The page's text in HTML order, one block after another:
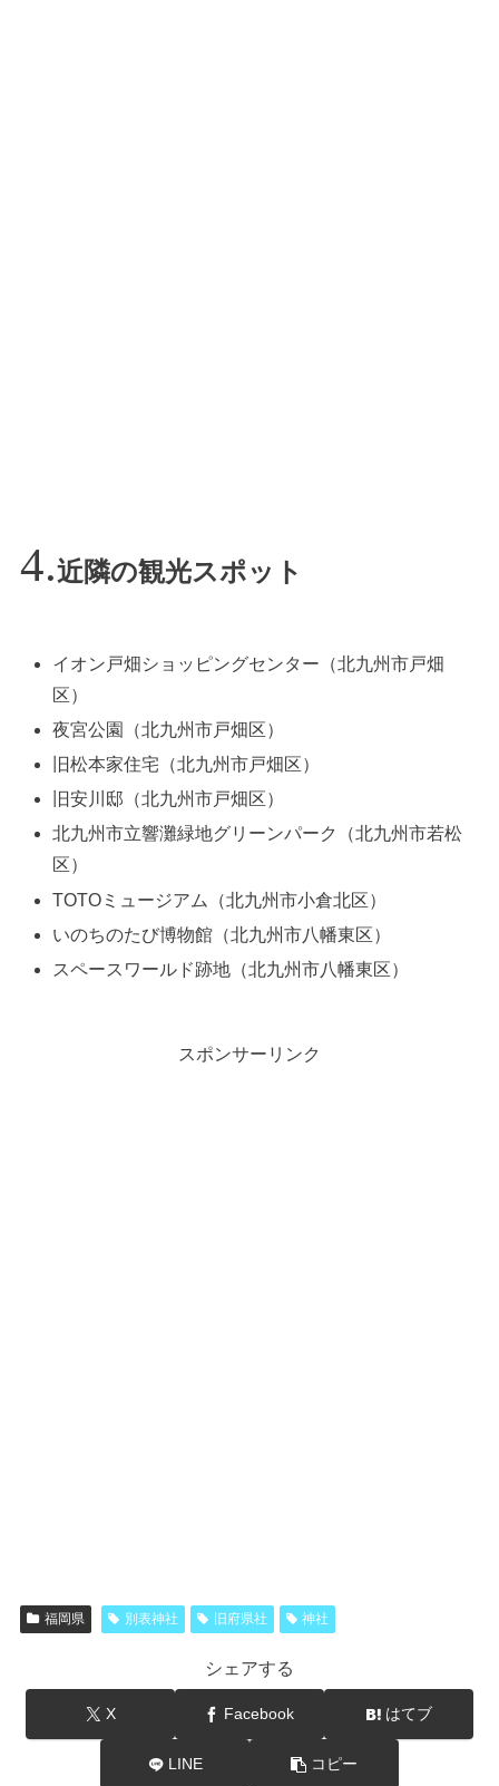
近隣の観光スポット
イオン戸畑ショッピングセンター（北九州市戸畑
区）
夜宮公園（北九州市戸畑区）
旧松本家住宅（北九州市戸畑区）
旧安川邸（北九州市戸畑区）
北九州市立響灘緑地グリーンパーク（北九州市若松
区）
TOTOミュージアム（北九州市小倉北区）
いのちのたび博物館（北九州市八幡東区）
スペースワールド跡地（北九州市八幡東区）
スポンサーリンク
福岡県 別表神社 旧府県社 神社
シェアする
X Facebook はてブ
LINE コピー